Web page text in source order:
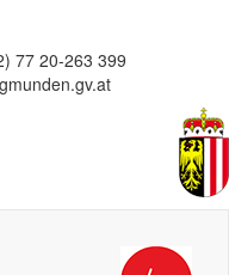
77 20-263 399